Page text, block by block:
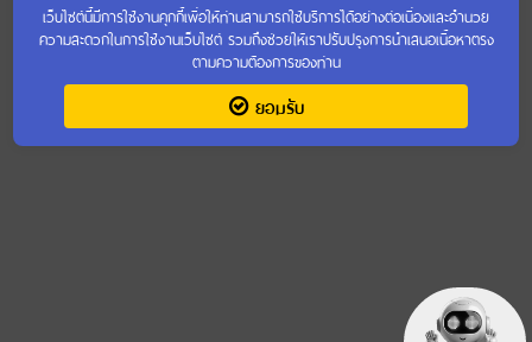
เว็บไซต์นี้มีการใช้งานคุกกี้เพื่อให้ท่านสามารถใช้บริการได้อย่างต่อเนื่องและอำนวย
ความสะดวกในการใช้งานเว็บไซต์ รวมถึงช่วยให้เราปรับปรุงการนำเสนอเนื้อหาตรง
ตามความต้องการของท่าน
ยอมรับ